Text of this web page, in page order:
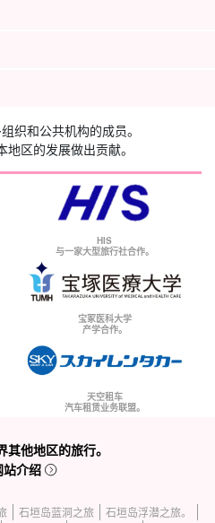
织和公共机构的成员。
区的发展做出贡献。
HIS
与一家大型旅行社合作。
宝冢医科大学
产学合作。
天空租车
汽车租赁业务联盟。
其他地区的旅行。
介绍
石垣岛蓝洞之旅
石垣岛浮潜之旅。